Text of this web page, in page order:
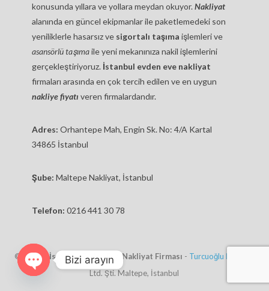
konusunda yıllara ve yollara meydan okuyor.Nakliyat
alanında en güncel ekipmanlar ile paketlemedeki son
yeniliklerle hasarsız ve sigortalı taşıma işlemleri ve
asansörlü taşımaile yeni mekanınıza nakil işlemlerini
gerçekleştiriyoruz. İstanbul evden eve nakliyat
firmaları arasında en çok tercih edilen ve en uygun
nakliye fiyatı veren firmalardandır.
Adres: Orhantepe Mah, Engin Sk. No: 4/A Kartal
34865 İstanbul
Şube: Maltepe Nakliyat, İstanbul
Telefon: 0216 441 30 78
© 2025 -İstanbul Evden Eve Nakliyat Firması - Turcuoğlu Nakliyat
Ltd. Şti. Maltepe, İstanbul
Bizi arayın